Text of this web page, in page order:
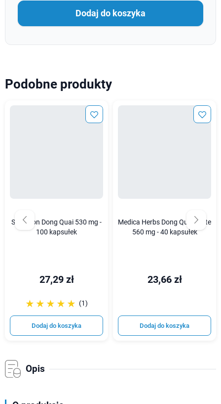
Dodaj do koszyka
Podobne produkty
Swanson Dong Quai 530 mg -
100 kapsułek
27,29 zł
☆☆☆☆☆
★★★★★ (1)
Dodaj do koszyka
Medica Herbs Dong Quai Forte
560 mg - 40 kapsułek
23,66 zł
Dodaj do koszyka
Opis